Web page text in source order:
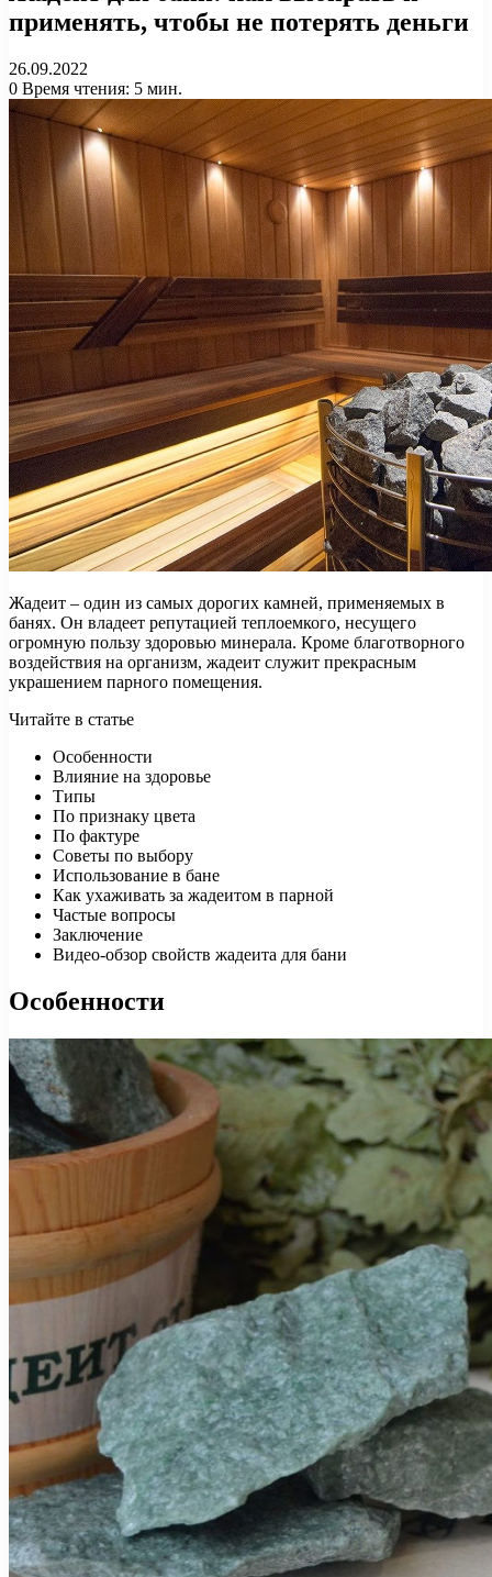
применять, чтобы не потерять деньги
26.09.2022
0 Время чтения: 5 мин.
Жадеит – один из самых дорогих камней, применяемых в
банях. Он владеет репутацией теплоемкого, несущего
огромную пользу здоровью минерала. Кроме благотворного
воздействия на организм, жадеит служит прекрасным
украшением парного помещения.
Читайте в статье
Особенности
Влияние на здоровье
Типы
По признаку цвета
По фактуре
Советы по выбору
Использование в бане
Как ухаживать за жадеитом в парной
Частые вопросы
Заключение
Видео-обзор свойств жадеита для бани
Особенности